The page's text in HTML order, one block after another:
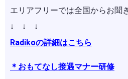
エリアフリーでは全国からお聞
↓ ↓ ↓
Radikoの詳細はこちら
＊おもてなし接遇マナー研修